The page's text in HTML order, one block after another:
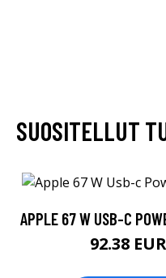
SUOSITELLUT
APPLE 67 W USB-C
92.38 EUR